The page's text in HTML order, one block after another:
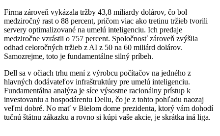
Firma zároveň vykázala tržby 43,8 miliardy dolárov, čo bol
medziročný rast o 88 percent, pričom viac ako tretinu tržieb tvorili
servery optimalizované na umelú inteligenciu. Ich predaje
medziročne vzrástli o 757 percent. Spoločnosť zároveň zvýšila
odhad celoročných tržieb z AI z 50 na 60 miliárd dolárov.
Samozrejme, toto je fundamentálne silný príbeh.
Dell sa v očiach trhu mení z výrobcu počítačov na jedného z
hlavných dodávateľov infraštruktúry pre umelú inteligenciu.
Fundamentálna analýza je síce výsostne racionálny prístup k
investovaniu a hospodáreniu Dellu, čo je z tohto pohľadu naozaj
veľmi dobré. No mať v Bielom dome prezidenta, ktorý vám dohodí
tučnú štátnu zákazku a rovno si kúpi vaše akcie, je skrátka iná liga.